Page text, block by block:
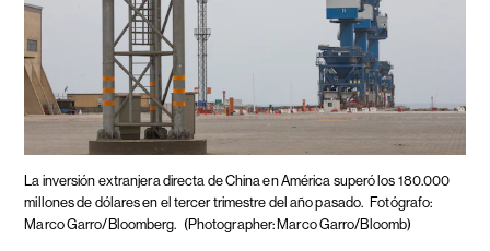
La inversión extranjera directa de China en América superó los 180.000
millones de dólares en el tercer trimestre del año pasado. Fotógrafo:
Marco Garro/Bloomberg. (Photographer: Marco Garro/Bloomb)